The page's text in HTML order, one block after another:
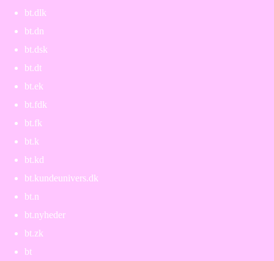
bt.dlk
bt.dn
bt.dsk
bt.dt
bt.ek
bt.fdk
bt.fk
bt.k
bt.kd
bt.kundeunivers.dk
bt.n
bt.nyheder
bt.zk
bt